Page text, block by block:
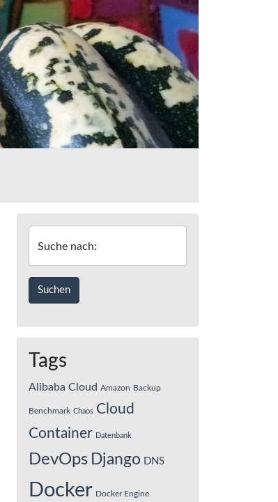
Suche nach:
Tags
Alibaba Cloud Amazon Backup
Benchmark Chaos Cloud
Container Datenbank
DevOps Django DNS
Docker Docker Engine